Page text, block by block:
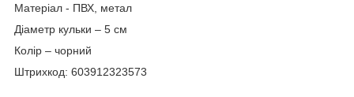
Матеріал - ПВХ, метал
Діаметр кульки – 5 см
Колір – чорний
Штрихкод: 603912323573